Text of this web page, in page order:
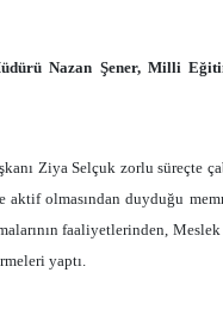
Nazan Şener, Milli
Ziya Selçuk zorlu süreçte
aktif olmasından duyduğu
faaliyetlerinden,
yaptı.